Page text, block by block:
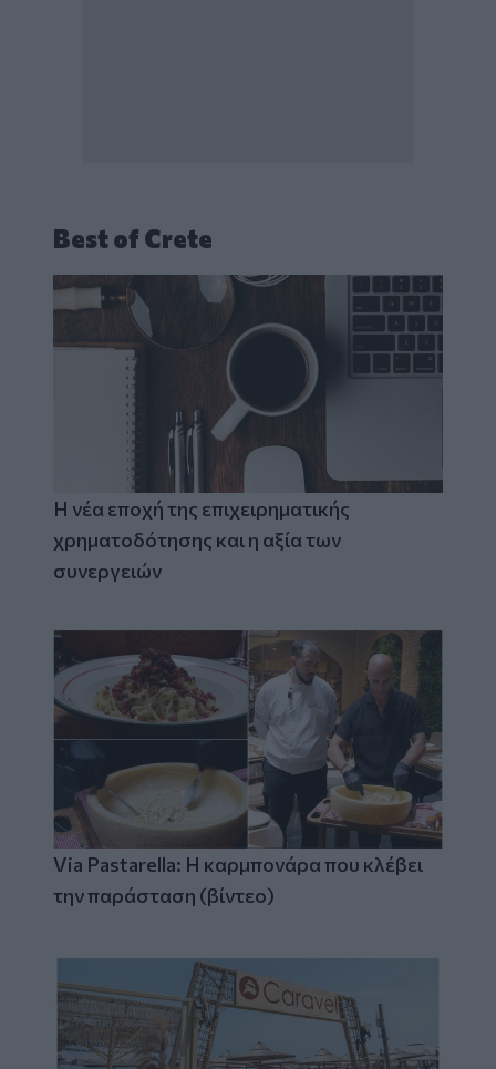
Best of Crete
Η νέα εποχή της επιχειρηματικής
χρηματοδότησης και η αξία των
συνεργειών
Via Pastarella: Η καρμπονάρα που κλέβει
την παράσταση (βίντεο)